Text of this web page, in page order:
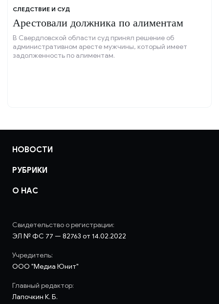
СЛЕДСТВИЕ И СУД
Арестовали должника по алиментам
В Свердловской области суд принял решение об
административном аресте мужчины, который имеет
задолженность по алиментам.
НОВОСТИ
РУБРИКИ
О НАС
Свидетельство о регистрации:
ЭЛ № ФС 77 — 82763 от 14.02.2022
Учредитель:
ООО "Медиа Юнит"
Главный редактор:
Лапочкин К. Б.